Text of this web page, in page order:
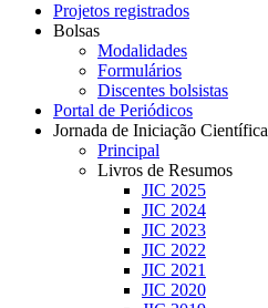
Projetos registrados
Bolsas
Modalidades
Formulários
Discentes bolsistas
Portal de Periódicos
Jornada de Iniciação Científica
Principal
Livros de Resumos
JIC 2025
JIC 2024
JIC 2023
JIC 2022
JIC 2021
JIC 2020